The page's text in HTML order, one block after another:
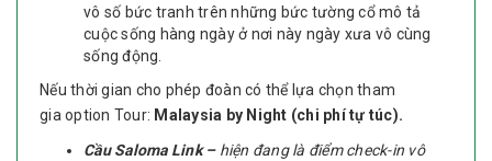
vô số bức tranh trên những bức tường cổ mô tả
cuộc sống hàng ngày ở nơi này ngày xưa vô cùng
sống động.
Nếu thời gian cho phép đoàn có thể lựa chọn tham
gia option Tour: Malaysia by Night (chi phí tự túc).
Cầu Saloma Link – hiện đang là điểm check-in vô